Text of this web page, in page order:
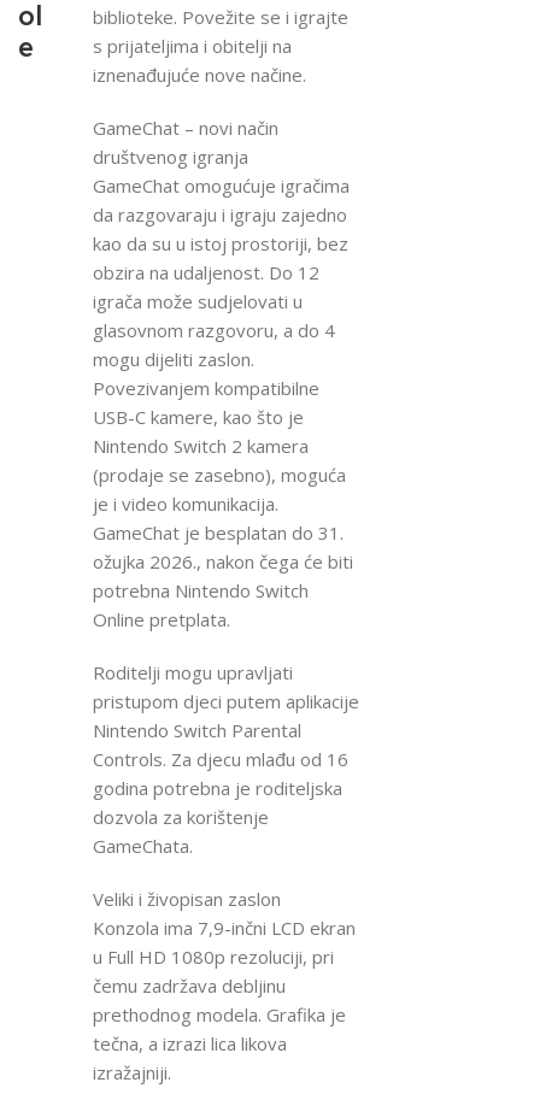
ol
e
biblioteke. Povežite se i igrajte
s prijateljima i obitelji na
iznenađujuće nove načine.
GameChat – novi način
društvenog igranja
GameChat omogućuje igračima
da razgovaraju i igraju zajedno
kao da su u istoj prostoriji, bez
obzira na udaljenost. Do 12
igrača može sudjelovati u
glasovnom razgovoru, a do 4
mogu dijeliti zaslon.
Povezivanjem kompatibilne
USB-C kamere, kao što je
Nintendo Switch 2 kamera
(prodaje se zasebno), moguća
je i video komunikacija.
GameChat je besplatan do 31.
ožujka 2026., nakon čega će biti
potrebna Nintendo Switch
Online pretplata.
Roditelji mogu upravljati
pristupom djeci putem aplikacije
Nintendo Switch Parental
Controls. Za djecu mlađu od 16
godina potrebna je roditeljska
dozvola za korištenje
GameChata.
Veliki i živopisan zaslon
Konzola ima 7,9-inčni LCD ekran
u Full HD 1080p rezoluciji, pri
čemu zadržava debljinu
prethodnog modela. Grafika je
tečna, a izrazi lica likova
izražajniji.